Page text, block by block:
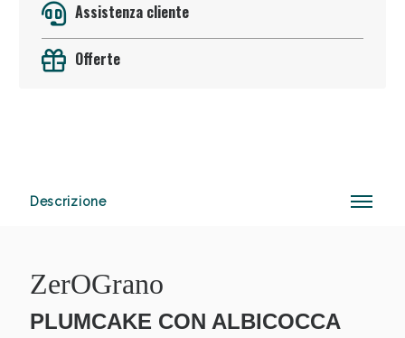
Assistenza cliente
Offerte
Descrizione
ZerOGrano
PLUMCAKE CON ALBICOCCA
Anticellulite e Fanghi: Sconto fino al 40% valido